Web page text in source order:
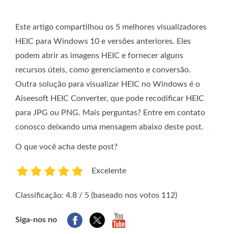
Este artigo compartilhou os 5 melhores visualizadores
HEIC para Windows 10 e versões anteriores. Eles
podem abrir as imagens HEIC e fornecer alguns
recursos úteis, como gerenciamento e conversão.
Outra solução para visualizar HEIC no Windows é o
Aiseesoft HEIC Converter, que pode recodificar HEIC
para JPG ou PNG. Mais perguntas? Entre em contato
conosco deixando uma mensagem abaixo deste post.
O que você acha deste post?
Excelente
Classificação: 4.8 / 5 (baseado nos votos 112)
Siga-nos no